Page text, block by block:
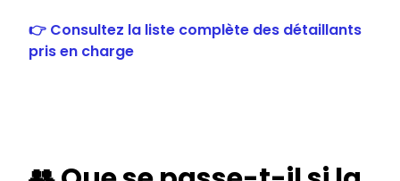
👉 Consultez la liste complète des détaillants
pris en charge